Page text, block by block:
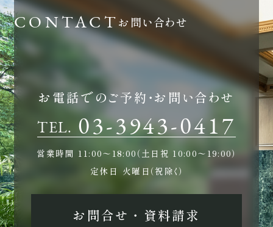
運営会社情報 プライバシーポリシー
お問い合わせ
お電話でのご予約・お問い合わせ
TEL. 03-3943-0417
営業時間 11:00〜18:00（土日祝 10:00〜19:00）
定休日 火曜日（祝除く）
お問合せ ・ 資料請求